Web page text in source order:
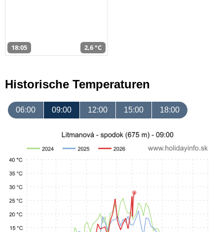
18:05 2,6 °C
Historische Temperaturen
06:00 09:00 12:00 15:00 18:00